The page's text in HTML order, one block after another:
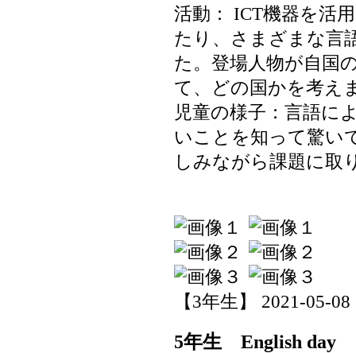
活動： ICT機器を活
たり、さまざまな言
た。登場人物が自国
て、どの国かを考え
児童の様子：言語に
いことを知って驚い
しみながら課題に取
【3年生】 2021-05-
5年生 English day